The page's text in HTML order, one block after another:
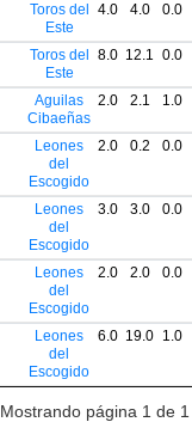
Toros del
Este
4.0 4.0 0.0
Toros del
Este
8.0 12.1 0.0
Aguilas
Cibaeñas
2.0 2.1 1.0
Leones
del
Escogido
2.0 0.2 0.0
Leones
del
Escogido
3.0 3.0 0.0
Leones
del
Escogido
2.0 2.0 0.0
Leones
del
Escogido
6.0 19.0 1.0
Mostrando página 1 de 1